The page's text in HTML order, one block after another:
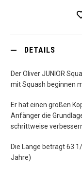
DETAILS
Der Oliver JUNIOR
mit Squash beginnen
Er hat einen großen
Anfänger die
schrittweise
Die Länge beträgt 63
Jahre)